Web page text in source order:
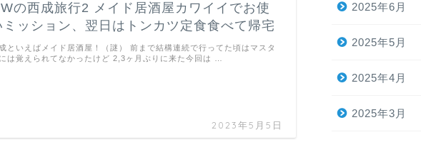
の西成旅行2 メイド居酒屋カワイイでお使
ミッション、翌日はトンカツ定食食べて帰宅
2023年5月5日
といえばメイド居酒屋！（謎） 前まで結構連続で行ってた頃はマスタ
は覚えられてなかったけど 2,3ヶ月ぶりに来た今回は …
2025年6月
2025年5月
2025年4月
2025年3月